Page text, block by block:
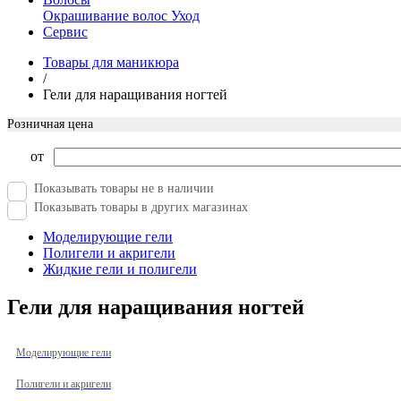
Окрашивание волос Уход
Сервис
Товары для маникюра
/
Гели для наращивания ногтей
Розничная цена
от
Показывать товары не в наличии
Показывать товары в других магазинах
Моделирующие гели
Полигели и акригели
Жидкие гели и полигели
Гели для наращивания ногтей
Моделирующие гели
Полигели и акригели